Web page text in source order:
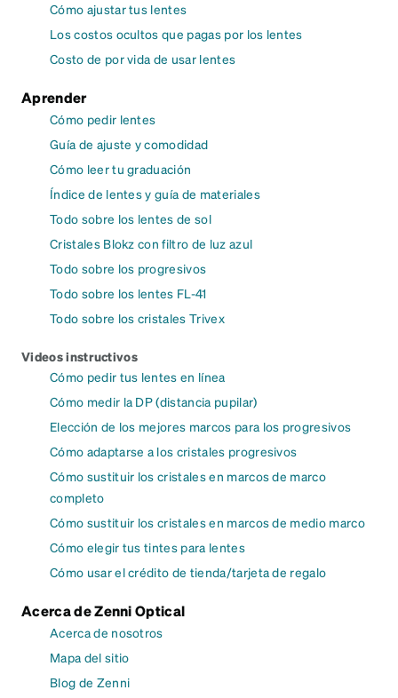
Cómo ajustar tus lentes
Los costos ocultos que pagas por los lentes
Costo de por vida de usar lentes
Aprender
Cómo pedir lentes
Guía de ajuste y comodidad
Cómo leer tu graduación
Índice de lentes y guía de materiales
Todo sobre los lentes de sol
Cristales Blokz con filtro de luz azul
Todo sobre los progresivos
Todo sobre los lentes FL-41
Todo sobre los cristales Trivex
Videos instructivos
Cómo pedir tus lentes en línea
Cómo medir la DP (distancia pupilar)
Elección de los mejores marcos para los progresivos
Cómo adaptarse a los cristales progresivos
Cómo sustituir los cristales en marcos de marco
completo
Cómo sustituir los cristales en marcos de medio marco
Cómo elegir tus tintes para lentes
Cómo usar el crédito de tienda/tarjeta de regalo
Acerca de Zenni Optical
Acerca de nosotros
Mapa del sitio
Blog de Zenni